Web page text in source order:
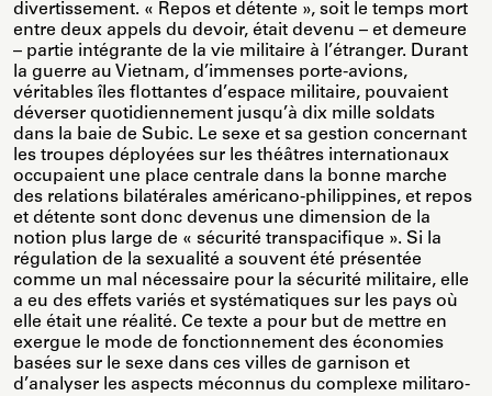
divertissement. « Repos et détente », soit le temps mort
entre deux appels du devoir, était devenu – et demeure
– partie intégrante de la vie militaire à l’étranger. Durant
la guerre au Vietnam, d’immenses porte-avions,
véritables îles flottantes d’espace militaire, pouvaient
déverser quotidiennement jusqu’à dix mille soldats
dans la baie de Subic. Le sexe et sa gestion concernant
les troupes déployées sur les théâtres internationaux
occupaient une place centrale dans la bonne marche
des relations bilatérales américano-philippines, et repos
et détente sont donc devenus une dimension de la
notion plus large de « sécurité transpacifique ». Si la
régulation de la sexualité a souvent été présentée
comme un mal nécessaire pour la sécurité militaire, elle
a eu des effets variés et systématiques sur les pays où
elle était une réalité. Ce texte a pour but de mettre en
exergue le mode de fonctionnement des économies
basées sur le sexe dans ces villes de garnison et
d’analyser les aspects méconnus du complexe militaro-